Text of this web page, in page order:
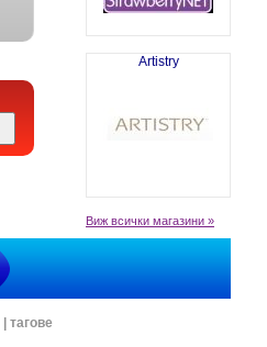
Artistry
Виж всички магазини »
тагове